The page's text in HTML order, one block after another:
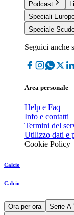
Podcast
Speciali
Speciale
Seguici anche
Area personale
Help e Faq
Info e contatti
Termini del
Utilizzo dati e
Cookie Policy
Calcio
Calcio
Ora per ora Serie A